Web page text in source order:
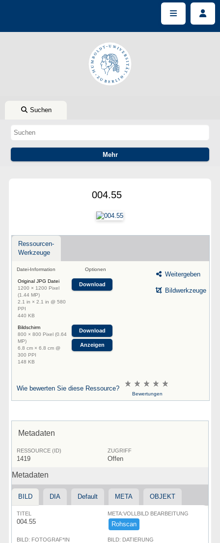
Suchen
004.55
Ressourcen-
Werkzeuge
Datei-Information Optionen
Original JPG Datei
1200 × 1200 Pixel
(1.44 MP)
2.1 in × 2.1 in @ 580
PPI
440 KB
Download
Bildschirm
800 × 800 Pixel (0.64
MP)
6.8 cm × 6.8 cm @
300 PPI
148 KB
Download
Anzeigen
Weitergeben
Bildwerkzeuge
Wie bewerten Sie diese Ressource?
Bewertungen
Metadaten
RESSOURCE (ID)
1419
ZUGRIFF
Offen
Metadaten
BILD DIA Default META OBJEKT
TITEL
004.55
META:VOLLBILD BEARBEITUNG
Rohscan
BILD: FOTOGRAF*IN BILD: DATIERUNG